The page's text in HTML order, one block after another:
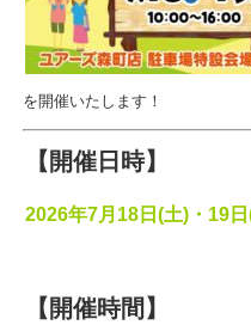
を開催いたします！
【開催日時】
2026年7月18日(土)・19
【開催時間】